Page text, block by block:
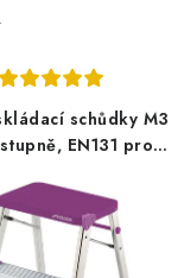
schůdky M3
EN131 profi